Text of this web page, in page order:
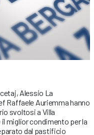
Alessio La
Raffaele Auriemma hanno
svoltosi a Villa
il miglior condimento per la
dal pastificio